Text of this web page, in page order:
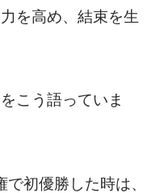
を高め、結束を生
こう語っていま
初優勝した時は、